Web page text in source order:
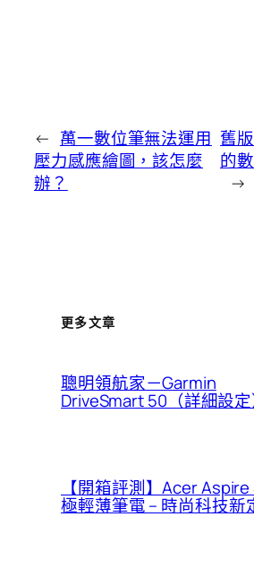
← 萬一數位筆無法運用
壓力感應繪圖，該怎麼
辦？
舊
的
→
更多文章
聰明領航家－Garmin
DriveSmart 50（詳細設定
【開箱評測】Acer Aspire
極輕薄筆電 – 時尚科技新